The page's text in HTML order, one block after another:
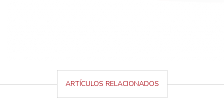
ARTÍCULOS RELACIONADOS